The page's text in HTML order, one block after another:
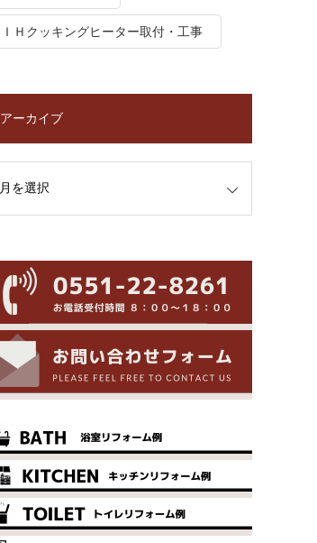
ＩＨクッキングヒーター取付・工事
アーカイブ